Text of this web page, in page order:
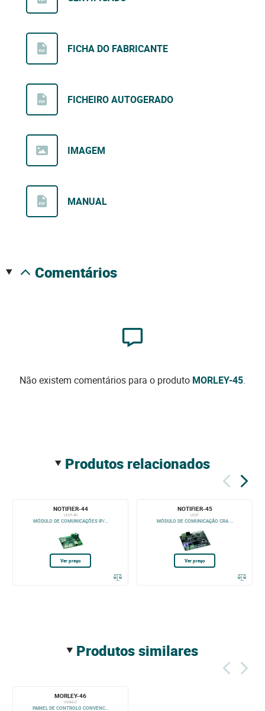
FICHA DO FABRICANTE
FICHEIRO AUTOGERADO
IMAGEM
MANUAL
comentários
Não existem comentários para o produto MORLEY-45.
produtos relacionados
NOTIFIER-44
UCIP-4G
MÓDULO DE COMUNICAÇÕES IP/...
Ver preço
NOTIFIER-45
UCIP
MÓDULO DE COMUNICAÇÃO CRA ...
Ver preço
produtos similares
MORLEY-46
VSN4-LT
PAINEL DE CONTROLO CONVENC...